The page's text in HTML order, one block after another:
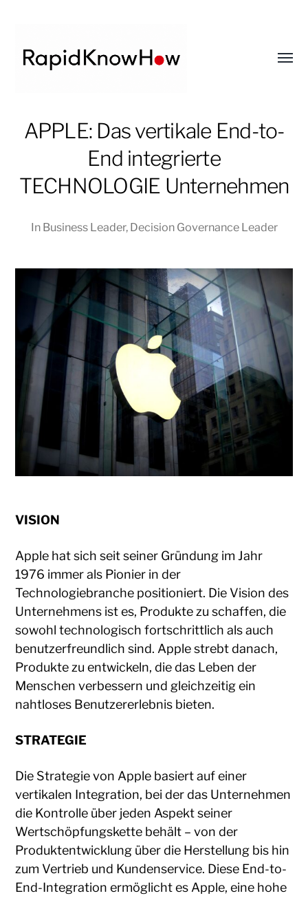
RapidKnowHow
DECISION
MASTER
APPLE: Das vertikale End-to-
End integrierte
TECHNOLOGIE Unternehmen
In Business Leader, Decision Governance Leader
VISION
Apple hat sich seit seiner Gründung im Jahr
1976 immer als Pionier in der
Technologiebranche positioniert. Die Vision des
Unternehmens ist es, Produkte zu schaffen, die
sowohl technologisch fortschrittlich als auch
benutzerfreundlich sind. Apple strebt danach,
Produkte zu entwickeln, die das Leben der
Menschen verbessern und gleichzeitig ein
nahtloses Benutzererlebnis bieten.
STRATEGIE
Die Strategie von Apple basiert auf einer
vertikalen Integration, bei der das Unternehmen
die Kontrolle über jeden Aspekt seiner
Wertschöpfungskette behält – von der
Produktentwicklung über die Herstellung bis hin
zum Vertrieb und Kundenservice. Diese End-to-
End-Integration ermöglicht es Apple, eine hohe